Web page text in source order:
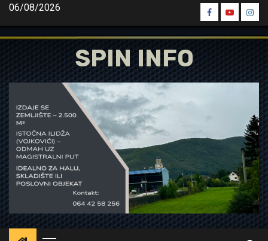
Skip
content
06/08/2026
Spin
Facebook
Spin
Youtube
Spin
SPIN INFO